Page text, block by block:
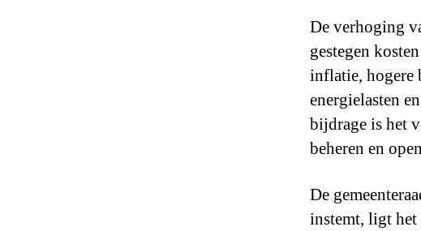
De verhoging
gestegen
inflatie, hogere
energielasten
bijdrage is het
beheren en
De
instemt, ligt